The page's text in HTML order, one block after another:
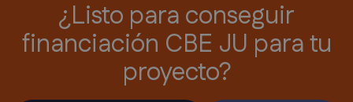
¿Listo para conseguir
financiación CBE JU para tu
proyecto?